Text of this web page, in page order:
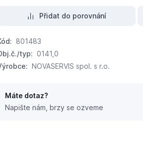
Přidat do porovnání
801483
typ: 0141,0
NOVASERVIS spol. s r.o.
Máte dotaz?
Napište nám, brzy se ozveme